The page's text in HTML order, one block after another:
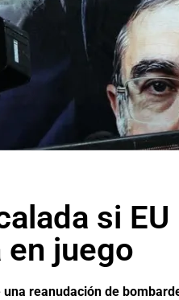
si EU
en juego
reanudación de